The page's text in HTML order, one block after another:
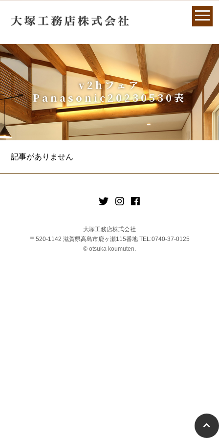
v2hフェア
Panasonic20230530表
記事がありません
大塚工務店株式会社
〒520-1142 滋賀県高島市鹿ヶ瀬115番地 TEL:0740-37-0125
© otsuka koumuten.